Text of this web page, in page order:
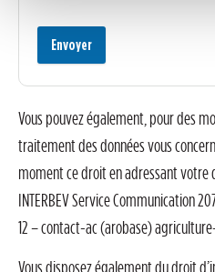
Envoyer
Vous pouvez également, pour des
traitement des données vous
moment ce droit en adressant
INTERBEV Service Communication
12 – contact-ac (arobase)
Vous disposez également du droit